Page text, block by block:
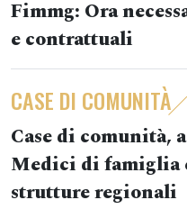
Fimmg: Ora
e contrattuali
CASE DI COMUNITÀ
Case di comunità,
Medici di famiglia
strutture regionali